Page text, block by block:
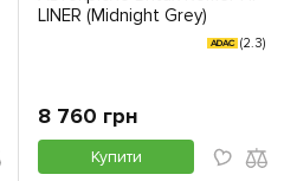
LINER (Midnight Grey)
ADAC (2.3)
8 760 грн
Купити